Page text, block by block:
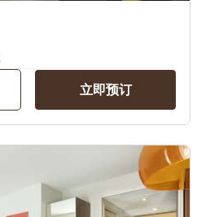
立即预订